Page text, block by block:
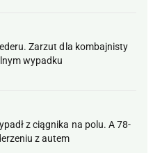
Zarzut dla kombajnisty
wypadku
z ciągnika na polu. A 78-
z autem